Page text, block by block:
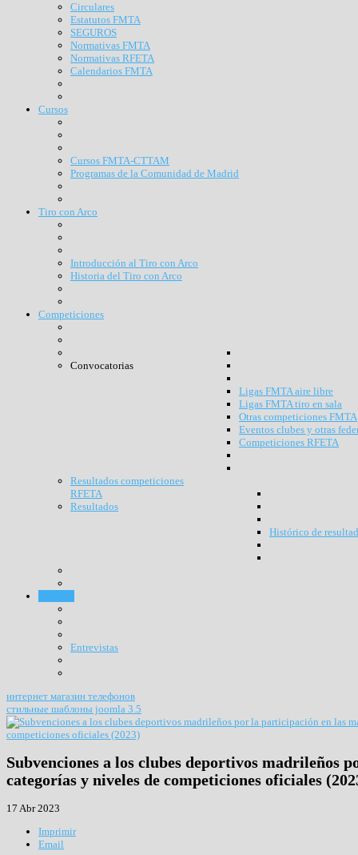
Circulares
Estatutos FMTA
SEGUROS
Normativas FMTA
Normativas RFETA
Calendarios FMTA
Cursos
Cursos FMTA-CTTAM
Programas de la Comunidad de Madrid
Tiro con Arco
Introducción al Tiro con Arco
Historia del Tiro con Arco
Competiciones
Convocatorias
Ligas FMTA aire libre
Ligas FMTA tiro en sala
Otras competiciones FMTA
Eventos clubes y otras
Competiciones RFETA
Resultados competiciones
RFETA
Resultados
Histórico de
Entrevistas
интернет магазин телефонов
стильные шаблоны joomla 3.5
Subvenciones a los clubes deportivos madrileños
categorías y niveles de competiciones oficiales
17 Abr 2023
Imprimir
Email